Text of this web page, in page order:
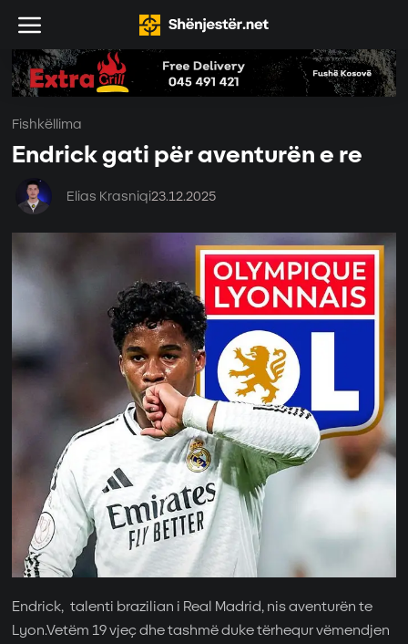
Fishkëllima
Endrick gati për aventurën e re
Elias Krasniqi23.12.2025
Endrick, talenti brazilian i Real Madrid, nis aventurën te
Lyon.Vetëm 19 vjeç dhe tashmë duke tërhequr vëmendjen